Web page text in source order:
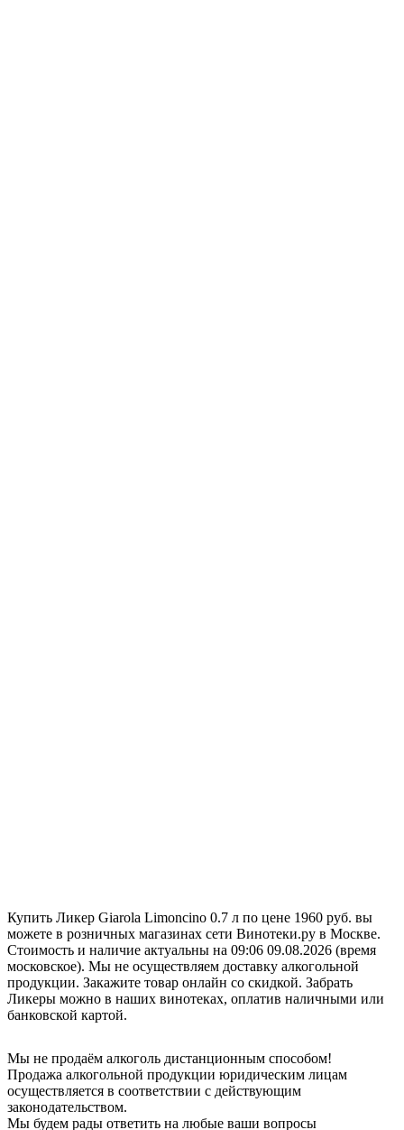
Купить Ликер Giarola Limoncino 0.7 л по цене 1960 руб. вы
можете в розничных магазинах сети Винотеки.ру в Москве.
Стоимость и наличие актуальны на 09:06 09.08.2026 (время
московское). Мы не осуществляем доставку алкогольной
продукции. Закажите товар онлайн со скидкой. Забрать
Ликеры можно в наших винотеках, оплатив наличными или
банковской картой.
Мы не продаём алкоголь дистанционным способом!
Продажа алкогольной продукции юридическим лицам
осуществляется в соответствии с действующим
законодательством.
Мы будем рады ответить на любые ваши вопросы